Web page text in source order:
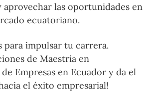
aprovechar las oportunidades en
ecuatoriano.
para impulsar tu carrera.
de Maestría en
Empresas en Ecuador y da el
el éxito empresarial!